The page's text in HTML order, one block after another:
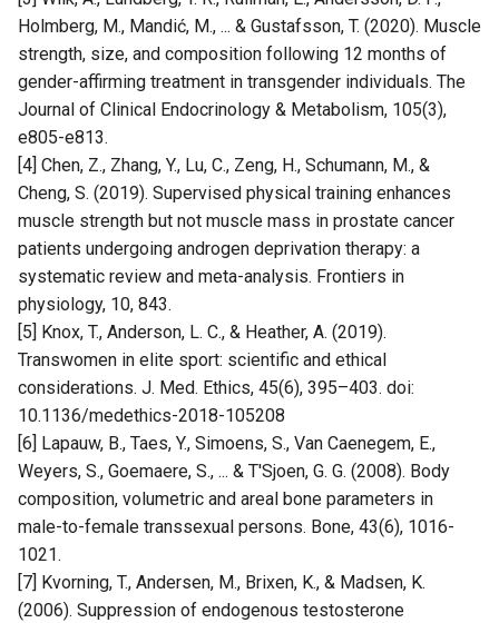
Holmberg, M., Mandić, M., ... & Gustafsson, T. (2020). Muscle
strength, size, and composition following 12 months of
gender-affirming treatment in transgender individuals. The
Journal of Clinical Endocrinology & Metabolism, 105(3),
e805-e813.
[4] Chen, Z., Zhang, Y., Lu, C., Zeng, H., Schumann, M., &
Cheng, S. (2019). Supervised physical training enhances
muscle strength but not muscle mass in prostate cancer
patients undergoing androgen deprivation therapy: a
systematic review and meta-analysis. Frontiers in
physiology, 10, 843.
[5] Knox, T., Anderson, L. C., & Heather, A. (2019).
Transwomen in elite sport: scientific and ethical
considerations. J. Med. Ethics, 45(6), 395–403. doi:
10.1136/medethics-2018-105208
[6] Lapauw, B., Taes, Y., Simoens, S., Van Caenegem, E.,
Weyers, S., Goemaere, S., ... & T'Sjoen, G. G. (2008). Body
composition, volumetric and areal bone parameters in
male-to-female transsexual persons. Bone, 43(6), 1016-
1021.
[7] Kvorning, T., Andersen, M., Brixen, K., & Madsen, K.
(2006). Suppression of endogenous testosterone